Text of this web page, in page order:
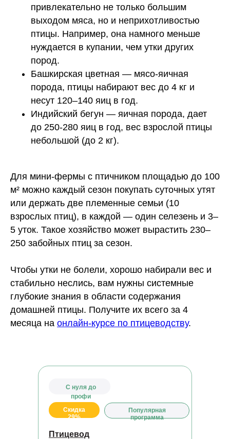
привлекательно не только большим
выходом мяса, но и неприхотливостью
птицы. Например, она намного меньше
нуждается в купании, чем утки других
пород.
Башкирская цветная — мясо-яичная
порода, птицы набирают вес до 4 кг и
несут 120–140 яиц в год.
Индийский бегун — яичная порода, дает
до 250-280 яиц в год, вес взрослой птицы
небольшой (до 2 кг).
Для мини-фермы с птичником площадью до 100
м² можно каждый сезон покупать суточных утят
или держать две племенные семьи (10
взрослых птиц), в каждой — один селезень и 3–
5 уток. Такое хозяйство может вырастить 230–
250 забойных птиц за сезон.
Чтобы утки не болели, хорошо набирали вес и
стабильно неслись, вам нужны системные
глубокие знания в области содержания
домашней птицы. Получите их всего за 4
месяца на онлайн-курсе по птицеводству.
Птицевод
С нуля до
профи
Популярная
программа
Скидка
29%